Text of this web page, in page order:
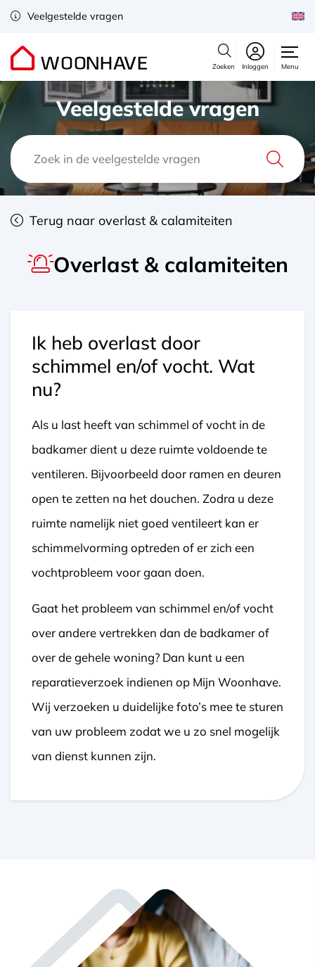
Veelgestelde vragen
Zoeken Inloggen Menu
Veelgestelde vragen
Terug naar overlast & calamiteiten
Overlast & calamiteiten
Ik heb overlast door
schimmel en/of vocht. Wat
nu?
Als u last heeft van schimmel of vocht in de
badkamer dient u deze ruimte voldoende te
ventileren. Bijvoorbeeld door ramen en deuren
open te zetten na het douchen. Zodra u deze
ruimte namelijk niet goed ventileert kan er
schimmelvorming optreden of er zich een
vochtprobleem voor gaan doen.
Gaat het probleem van schimmel en/of vocht
over andere vertrekken dan de badkamer of
over de gehele woning? Dan kunt u een
reparatieverzoek indienen op Mijn Woonhave.
Wij verzoeken u duidelijke foto’s mee te sturen
van uw probleem zodat we u zo snel mogelijk
van dienst kunnen zijn.